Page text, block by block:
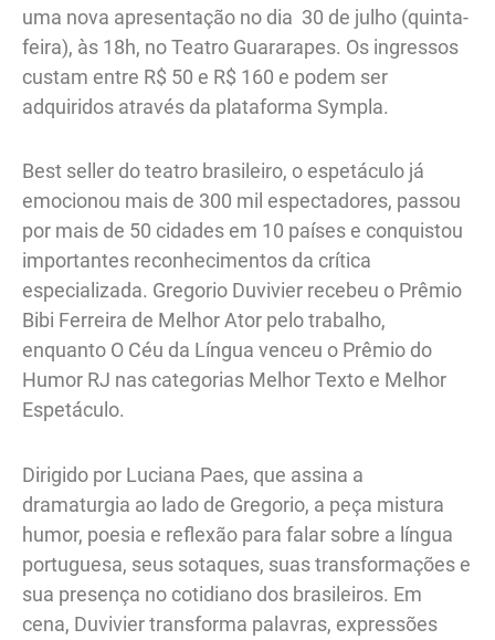
uma nova apresentação no dia 30 de julho (quinta-
feira), às 18h, no Teatro Guararapes. Os ingressos
custam entre R$ 50 e R$ 160 e podem ser
adquiridos através da plataforma Sympla.
Best seller do teatro brasileiro, o espetáculo já
emocionou mais de 300 mil espectadores, passou
por mais de 50 cidades em 10 países e conquistou
importantes reconhecimentos da crítica
especializada. Gregorio Duvivier recebeu o Prêmio
Bibi Ferreira de Melhor Ator pelo trabalho,
enquanto O Céu da Língua venceu o Prêmio do
Humor RJ nas categorias Melhor Texto e Melhor
Espetáculo.
Dirigido por Luciana Paes, que assina a
dramaturgia ao lado de Gregorio, a peça mistura
humor, poesia e reflexão para falar sobre a língua
portuguesa, seus sotaques, suas transformações e
sua presença no cotidiano dos brasileiros. Em
cena, Duvivier transforma palavras, expressões